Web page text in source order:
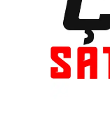
Gogo Premium